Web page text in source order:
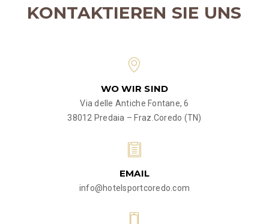
KONTAKTIEREN SIE UNS
WO WIR SIND
Via delle Antiche Fontane, 6
38012 Predaia – Fraz.Coredo (TN)
EMAIL
info@hotelsportcoredo.com